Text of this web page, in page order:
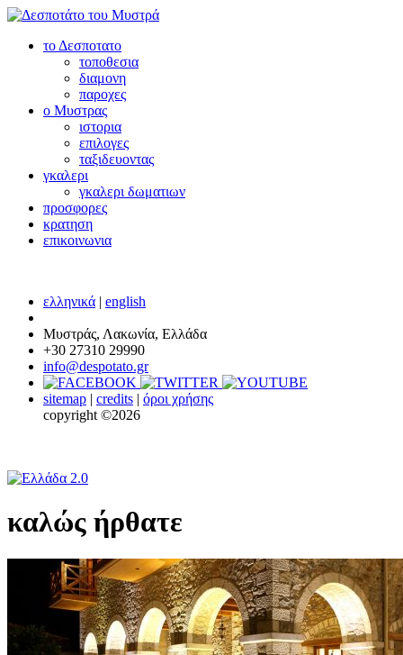
το Δεσποτατο
τοποθεσια
διαμονη
παροχες
ο Μυστρας
ιστορια
επιλογες
ταξιδευοντας
γκαλερι
γκαλερι δωματιων
προσφορες
κρατηση
επικοινωνια
ελληνικά | english
Μυστράς, Λακωνία, Ελλάδα
+30 27310 29990
info@despotato.gr
sitemap | credits | όροι χρήσης
copyright ©2026
καλώς ήρθατε